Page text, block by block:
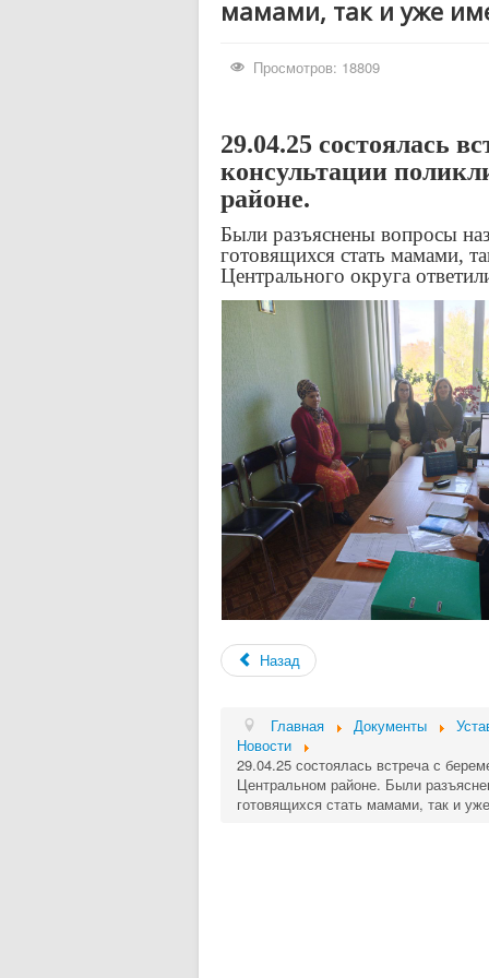
мамами, так и уже
Просмотров: 18809
29.04.25 состоялась
консультации
районе.
Были разъяснены вопросы
готовящихся стать мамами,
Центрального округа
Назад
Главная Документы
Новости
29.04.25 состоялась встреча с
Центральном районе. Были
готовящихся стать мамами, так и